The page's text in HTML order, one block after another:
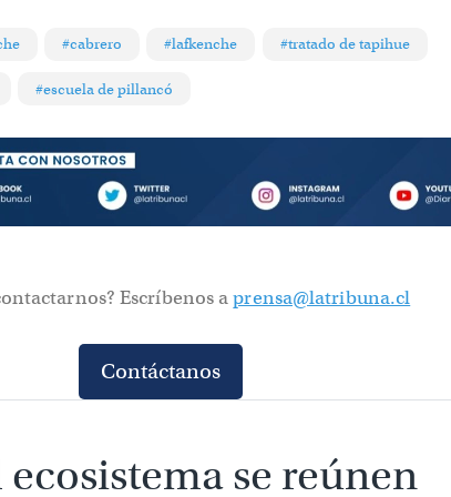
#cabrero #lafkenche #tratado de tapihue
#escuela de pillancó
Escríbenos aprensa@latribuna.cl
Contáctanos
se reúnen